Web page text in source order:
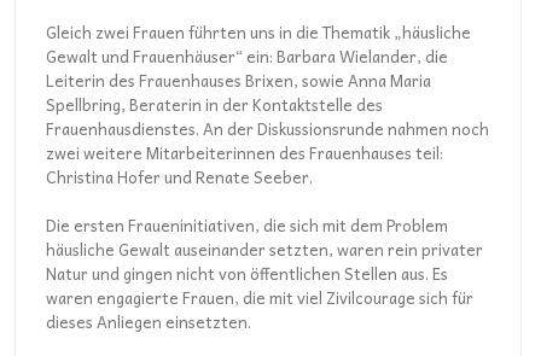
Gleich zwei Frauen führten uns in die Thematik „häusliche
Gewalt und Frauenhäuser“ ein: Barbara Wielander, die
Leiterin des Frauenhauses Brixen, sowie Anna Maria
Spellbring, Beraterin in der Kontaktstelle des
Frauenhausdienstes. An der Diskussionsrunde nahmen noch
zwei weitere Mitarbeiterinnen des Frauenhauses teil:
Christina Hofer und Renate Seeber.
Die ersten Fraueninitiativen, die sich mit dem Problem
häusliche Gewalt auseinander setzten, waren rein privater
Natur und gingen nicht von öffentlichen Stellen aus. Es
waren engagierte Frauen, die mit viel Zivilcourage sich für
dieses Anliegen einsetzten.